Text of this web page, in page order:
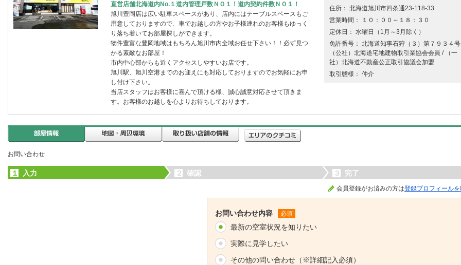
直営店舗北海道内No.１道内管理戸数ＮＯ１！道内契約件数ＮＯ１！
旭川豊岡店は広い駐車スペースがあり、店内にはテーブルスペースもご
用意しておりますので、車でお越しの方やお子様連れのお客様もゆっく
り落ち着いてお部屋探しができます。
物件豊富な豊岡地域はもちろん旭川市内全域お任せ下さい！！必ず見つ
かる素敵なお部屋！
市内中心部からも近くアクセスしやすいお店です。
旭川駅、旭川空港までのお迎えにも対応しておりますのでお気軽にお申
し付け下さい。
当店スタッフはお客様に喜んで頂ける様、誠心誠意対応させて頂きま
す。お客様のお越しを心よりお待ちしております。
住所： 北海道旭川市四条通23-118-33
営業時間： １０：００～１８：３０
定休日： 水曜日（1月～3月除く）
免許番号： 北海道知事石狩（３）第７９３４
（公社）北海道宅地建物取引業協会会員 / （一
社）北海道不動産公正取引協議会加盟
取引態様： 仲介
お問い合わせ
１ 入力 ２ 確認 ３ 完了
会員登録がお済みの方は登録プロフィール
お問い合わせ内容 必須
最新の空室状況を知りたい
実際に見学したい
その他の問い合わせ（※詳細記入必須）